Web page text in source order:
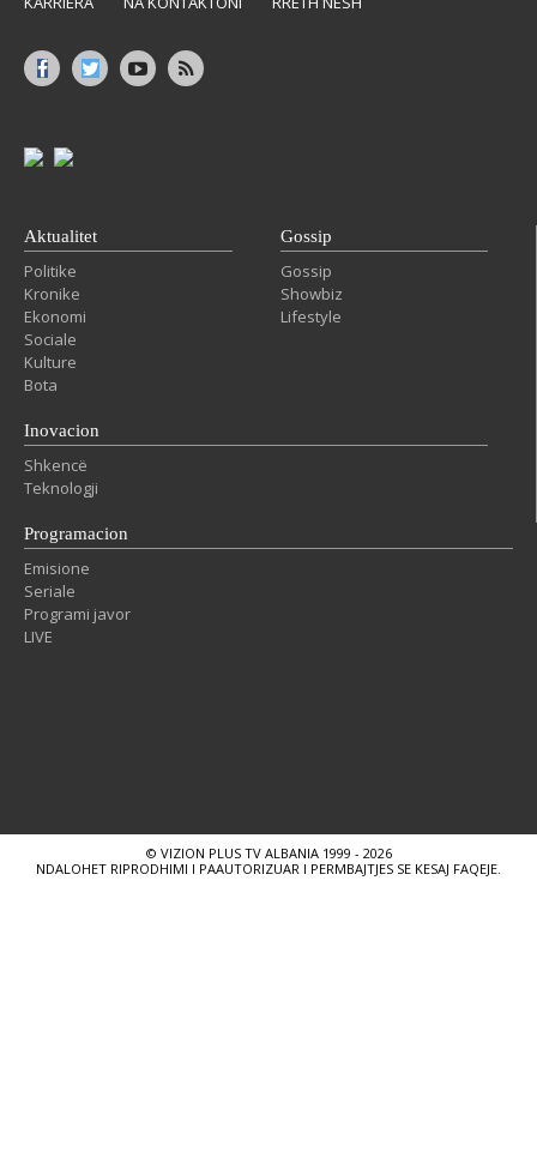
Aktualitet
Politike
Kronike
Ekonomi
Sociale
Kulture
Bota
Gossip
Gossip
Showbiz
Lifestyle
Inovacion
Shkencë
Teknologji
Programacion
Emisione
Seriale
Programi javor
LIVE
© VIZION PLUS TV ALBANIA 1999 - 2026
NDALOHET RIPRODHIMI I PAAUTORIZUAR I PERMBAJTJES SE KESAJ FAQEJE.